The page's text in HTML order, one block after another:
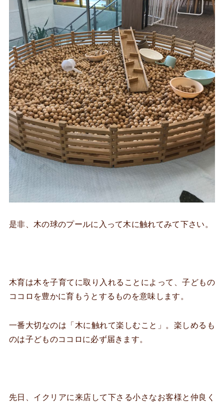
是非、木の球のプールに入って木に触れてみて下さい。
木育は木を子育てに取り入れることによって、子どもの
ココロを豊かに育もうとするものを意味します。
一番大切なのは「木に触れて楽しむこと」。楽しめるも
のは子どものココロに必ず届きます。
先日、イクリアに来店して下さる小さなお客様と仲良く